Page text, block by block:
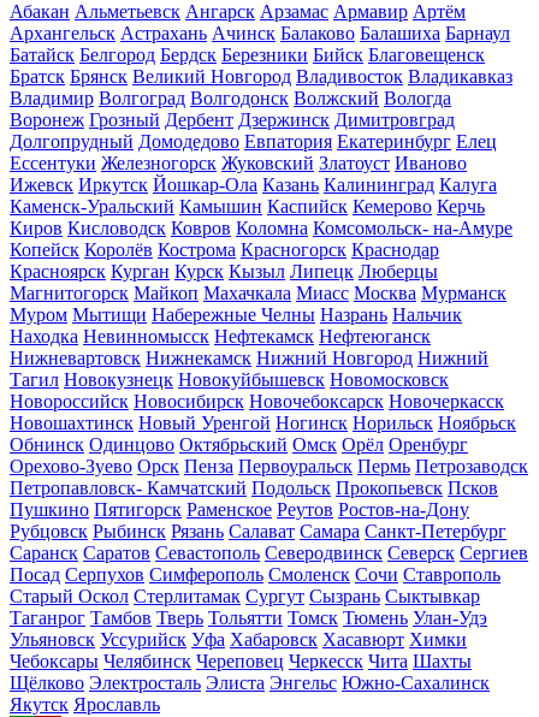
Абакан Альметьевск Ангарск Арзамас Армавир Артём
Архангельск Астрахань Ачинск Балаково Балашиха Барнаул
Батайск Белгород Бердск Березники Бийск Благовещенск
Братск Брянск Великий Новгород Владивосток Владикавказ
Владимир Волгоград Волгодонск Волжский Вологда
Воронеж Грозный Дербент Дзержинск Димитровград
Долгопрудный Домодедово Евпатория Екатеринбург Елец
Ессентуки Железногорск Жуковский Златоуст Иваново
Ижевск Иркутск Йошкар-Ола Казань Калининград Калуга
Каменск-Уральский Камышин Каспийск Кемерово Керчь
Киров Кисловодск Ковров Коломна Комсомольск- на-Амуре
Копейск Королёв Кострома Красногорск Краснодар
Красноярск Курган Курск Кызыл Липецк Люберцы
Магнитогорск Майкоп Махачкала Миасс Москва Мурманск
Муром Мытищи Набережные Челны Назрань Нальчик
Находка Невинномысск Нефтекамск Нефтеюганск
Нижневартовск Нижнекамск Нижний Новгород Нижний
Тагил Новокузнецк Новокуйбышевск Новомосковск
Новороссийск Новосибирск Новочебоксарск Новочеркасск
Новошахтинск Новый Уренгой Ногинск Норильск Ноябрьск
Обнинск Одинцово Октябрьский Омск Орёл Оренбург
Орехово-Зуево Орск Пенза Первоуральск Пермь Петрозаводск
Петропавловск- Камчатский Подольск Прокопьевск Псков
Пушкино Пятигорск Раменское Реутов Ростов-на-Дону
Рубцовск Рыбинск Рязань Салават Самара Санкт-Петербург
Саранск Саратов Севастополь Северодвинск Северск Сергиев
Посад Серпухов Симферополь Смоленск Сочи Ставрополь
Старый Оскол Стерлитамак Сургут Сызрань Сыктывкар
Таганрог Тамбов Тверь Тольятти Томск Тюмень Улан-Удэ
Ульяновск Уссурийск Уфа Хабаровск Хасавюрт Химки
Чебоксары Челябинск Череповец Черкесск Чита Шахты
Щёлково Электросталь Элиста Энгельс Южно-Сахалинск
Якутск Ярославль